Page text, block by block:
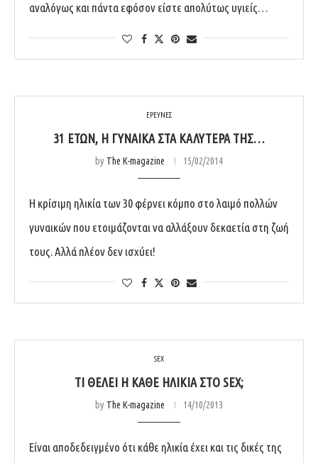
αναλόγως και πάντα εφόσον είστε απολύτως υγιείς…
ΕΡΕΥΝΕΣ
31 ΕΤΏΝ, Η ΓΥΝΑΊΚΑ ΣΤΑ ΚΑΛΎΤΕΡΆ ΤΗΣ…
by The K-magazine 15/02/2014
Η κρίσιμη ηλικία των 30 φέρνει κόμπο στο λαιμό πολλών
γυναικών που ετοιμάζονται να αλλάξουν δεκαετία στη ζωή
τους. Αλλά πλέον δεν ισχύει!
SEX
ΤΙ ΘΈΛΕΙ Η ΚΆΘΕ ΗΛΙΚΊΑ ΣΤΟ SEX;
by The K-magazine 14/10/2013
Είναι αποδεδειγμένο ότι κάθε ηλικία έχει και τις δικές της